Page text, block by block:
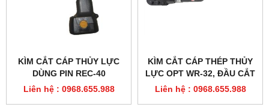
KÌM CẮT CÁP THỦY LỰC
DÙNG PIN REC-40
Liên hệ : 0968.655.988
KÌM CẮT CÁP THÉP THỦY
LỰC OPT WR-32, ĐẦU CẮT
CÁP WR-32H
Liên hệ : 0968.655.988